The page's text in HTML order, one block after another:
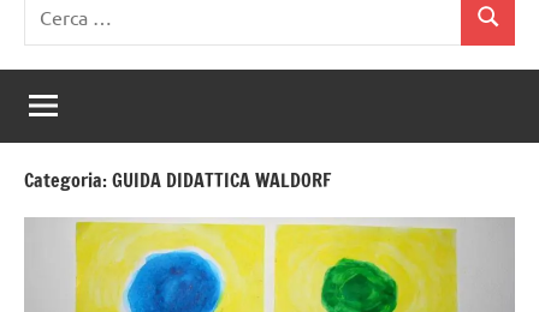
per:
Cerca
Categoria:GUIDA DIDATTICA WALDORF